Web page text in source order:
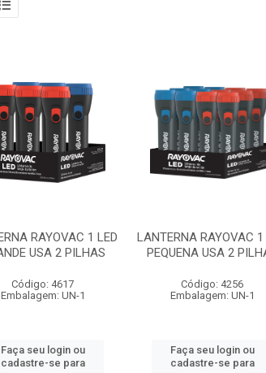
RAYOVAC 1 LED
USA 2 PILHAS
Código: 4617
Embalagem: UN-1
Faça seu login ou
cadastre-se para
LANTERNA RAYOVAC 1
PEQUENA USA 2
Código: 4256
Embalagem: UN-1
Faça seu login ou
cadastre-se para